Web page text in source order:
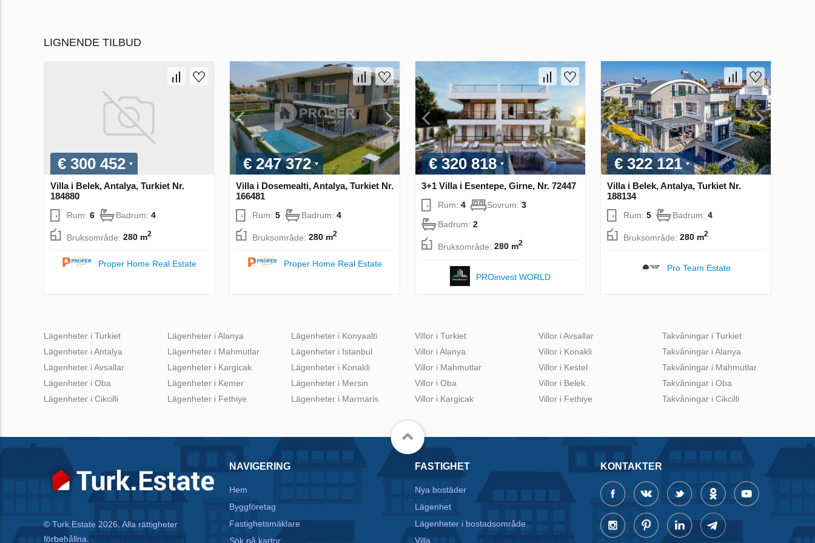
LIGNENDE TILBUD
€ 300 452
Villa i Belek, Antalya, Turkiet Nr.
184880
Rum: 6 Badrum: 4
Bruksområde: 280 m2
Proper Home Real Estate
€ 247 372
Villa i Dosemealti, Antalya, Turkiet Nr.
166481
Rum: 5 Badrum: 4
Bruksområde: 280 m2
Proper Home Real Estate
€ 320 818
3+1 Villa i Esentepe, Girne, Nr. 72447
Rum: 4 Sovrum: 3
Badrum: 2
Bruksområde: 280 m2
PROinvest WORLD
€ 322 121
Villa i Belek, Antalya, Turkiet Nr.
188134
Rum: 5 Badrum: 4
Bruksområde: 280 m2
Pro Team Estate
Lägenheter i Turkiet
Lägenheter i Antalya
Lägenheter i Avsallar
Lägenheter i Oba
Lägenheter i Cikcilli
Lägenheter i Alanya
Lägenheter i Mahmutlar
Lägenheter i Kargicak
Lägenheter i Kemer
Lägenheter i Fethiye
Lägenheter i Konyaalti
Lägenheter i Istanbul
Lägenheter i Konakli
Lägenheter i Mersin
Lägenheter i Marmaris
Villor i Turkiet
Villor i Alanya
Villor i Mahmutlar
Villor i Oba
Villor i Kargicak
Villor i Avsallar
Villor i Konakli
Villor i Kestel
Villor i Belek
Villor i Fethiye
Takvåningar i Turkiet
Takvåningar i Alanya
Takvåningar i Mahmutlar
Takvåningar i Oba
Takvåningar i Cikcilli
© Turk.Estate 2026. Alla rättigheter
förbehållna.
NAVIGERING
Hem
Byggföretag
Fastighetsmäklare
Sök på kartor
FASTIGHET
Nya bostäder
Lägenhet
Lägenheter i bostadsområde
Villa
KONTAKTER